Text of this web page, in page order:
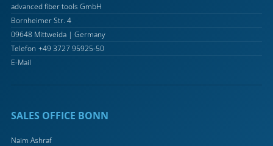
advanced fiber tools GmbH
Bornheimer Str. 4
09648 Mittweida | Germany
Telefon +49 3727 95925-50
E-Mail
SALES OFFICE BONN
Naim Ashraf